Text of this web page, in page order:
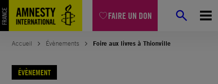
FAIRE UN DON
Accueil Évènements Foire aux livres à Thionville
ÉVÈNEMENT